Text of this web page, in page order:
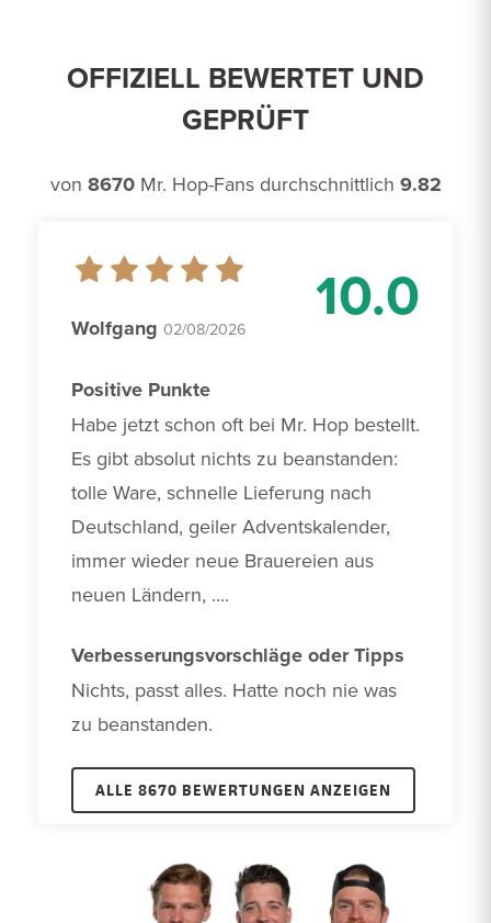
OFFIZIELL BEWERTET UND
GEPRÜFT
von 8670Mr. Hop-Fans durchschnittlich 9.82
10.0
Wolfgang 02/08/2026
Positive Punkte
Habe jetzt schon oft bei Mr. Hop bestellt.
Es gibt absolut nichts zu beanstanden:
tolle Ware, schnelle Lieferung nach
Deutschland, geiler Adventskalender,
immer wieder neue Brauereien aus
neuen Ländern, ....
Verbesserungsvorschläge oder Tipps
Nichts, passt alles. Hatte noch nie was
zu beanstanden.
ALLE 8670 BEWERTUNGEN ANZEIGEN